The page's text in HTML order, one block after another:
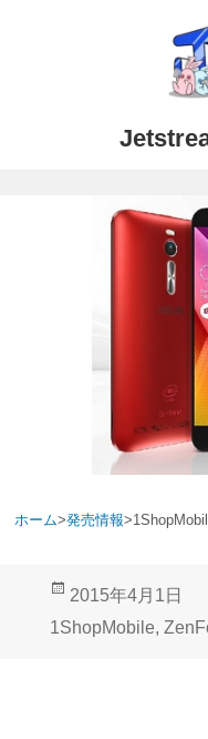
ホーム>発売情報>
投
稿
2015年4月1日
1ShopMobile,